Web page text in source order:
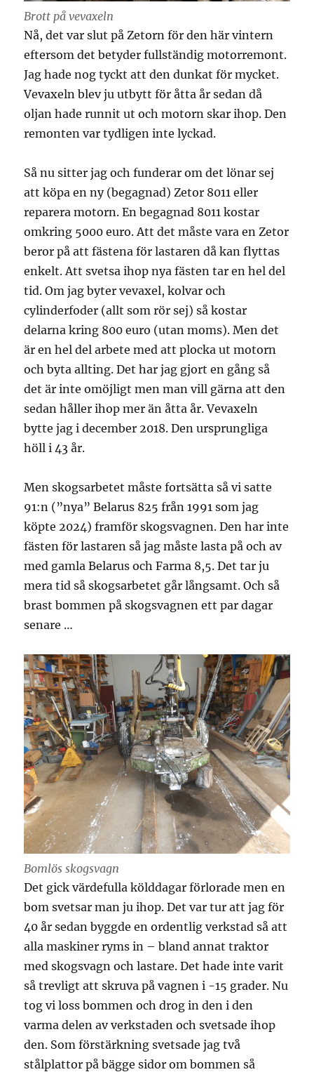
Brott på vevaxeln
Nå, det var slut på Zetorn för den här vintern
eftersom det betyder fullständig motorremont.
Jag hade nog tyckt att den dunkat för mycket.
Vevaxeln blev ju utbytt för åtta år sedan då
oljan hade runnit ut och motorn skar ihop. Den
remonten var tydligen inte lyckad.
Så nu sitter jag och funderar om det lönar sej
att köpa en ny (begagnad) Zetor 8011 eller
reparera motorn. En begagnad 8011 kostar
omkring 5000 euro. Att det måste vara en Zetor
beror på att fästena för lastaren då kan flyttas
enkelt. Att svetsa ihop nya fästen tar en hel del
tid. Om jag byter vevaxel, kolvar och
cylinderfoder (allt som rör sej) så kostar
delarna kring 800 euro (utan moms). Men det
är en hel del arbete med att plocka ut motorn
och byta allting. Det har jag gjort en gång så
det är inte omöjligt men man vill gärna att den
sedan håller ihop mer än åtta år. Vevaxeln
bytte jag i december 2018. Den ursprungliga
höll i 43 år.
Men skogsarbetet måste fortsätta så vi satte
91:n (”nya” Belarus 825 från 1991 som jag
köpte 2024) framför skogsvagnen. Den har inte
fästen för lastaren så jag måste lasta på och av
med gamla Belarus och Farma 8,5. Det tar ju
mera tid så skogsarbetet går långsamt. Och så
brast bommen på skogsvagnen ett par dagar
senare …
Bomlös skogsvagn
Det gick värdefulla kölddagar förlorade men en
bom svetsar man ju ihop. Det var tur att jag för
40 år sedan byggde en ordentlig verkstad så att
alla maskiner ryms in – bland annat traktor
med skogsvagn och lastare. Det hade inte varit
så trevligt att skruva på vagnen i -15 grader. Nu
tog vi loss bommen och drog in den i den
varma delen av verkstaden och svetsade ihop
den. Som förstärkning svetsade jag två
stålplattor på bägge sidor om bommen så